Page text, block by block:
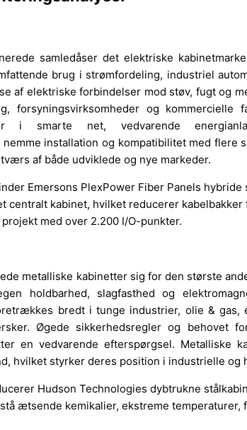
samledåser det elektriske
brug i strømfordeling, industriel
af elektriske forbindelser mod støv, fugt og
forsyningsvirksomheder og kommercielle
i smarte net, vedvarende
installation og kompatibilitet med
af både udviklede og nye markeder.
Emersons PlexPower Fiber Panels
centralt kabinet, hvilket reducerer
med over 2.200 I/O-punkter.
metalliske kabinetter sig for den største
holdbarhed, slagfasthed og
bredt i tunge industrier, olie & gas,
Øgede sikkerhedsregler og behovet
en vedvarende efterspørgsel. Metalliske
hvilket styrker deres position i industrielle
Hudson Technologies dybtrukne
ætsende kemikalier, ekstreme temperaturer,